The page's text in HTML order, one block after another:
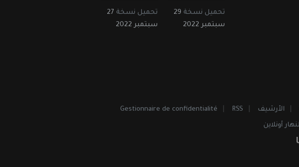
تحميل نسخة 29
سبتمبر 2022
تحميل نسخة 27
سبتمبر 2022
الأرشيف RSS
Gestionnaire de confidentialité